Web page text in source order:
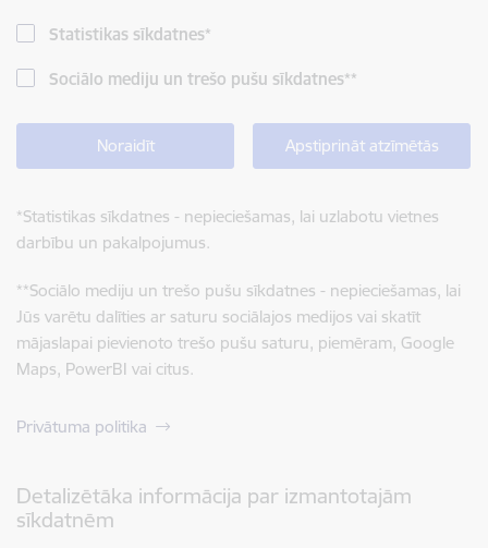
Statistikas sīkdatnes*
Sociālo mediju un trešo pušu sīkdatnes**
Noraidīt Apstiprināt atzīmētās
*Statistikas sīkdatnes - nepieciešamas, lai uzlabotu vietnes
darbību un pakalpojumus.
**Sociālo mediju un trešo pušu sīkdatnes - nepieciešamas, lai
Jūs varētu dalīties ar saturu sociālajos medijos vai skatīt
mājaslapai pievienoto trešo pušu saturu, piemēram, Google
Maps, PowerBI vai citus.
Privātuma politika
Detalizētāka informācija par izmantotajām
sīkdatnēm